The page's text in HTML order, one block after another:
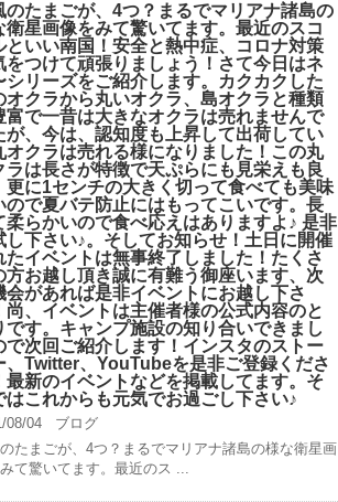
のたまごが、4つ？まるでマリアナ諸島の
衛星画像をみて驚いてます。最近のスコ
といい南国！安全と熱中症、コロナ対策
をつけて頑張りましょう！さて今日はネ
シリーズをご紹介します。カクカクした
オクラから丸いオクラ、島オクラと種類
富で一昔は大きなオクラは売れませんで
が、今は、認知度も上昇して出荷してい
オクラは売れる様になりました！この丸
ラは長さが特徴で天ぷらにも見栄えも良
更に1センチの大きく切って食べても美味
ので夏バテ防止にはもってこいです。長
柔らかいので食べ応えはありますよ♪ 是非
し下さい♪。そしてお知らせ！土日に開催
たイベントは無事終了しました！たくさ
方お越し頂き誠に有難う御座います、次
会があれば是非イベントにお越し下さ
尚、イベントは主催者様の公式内容のと
です。キャンプ️施設の知り合いできまし
で次回ご紹介します！インスタのストー
、Twitter、YouTubeを是非ご登録くださ
最新のイベントなどを掲載してます。そ
はこれからも元気でお過ごし下さい♪
08/04
ブログ
たまごが、4つ？まるでマリアナ諸島の様な衛星画
て驚いてます。最近のス ...